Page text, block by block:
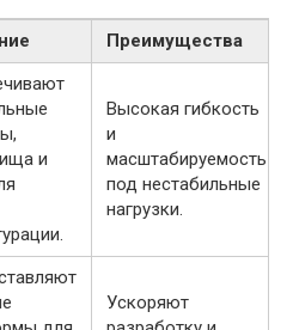
Преимущества
и
Высокая гибкость
и
масштабируемость
под нестабильные
нагрузки.
Ускоряют